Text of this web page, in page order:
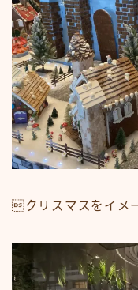
クリスマスをイメ